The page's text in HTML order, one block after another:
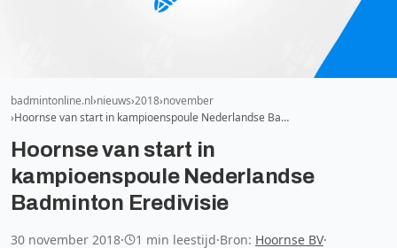
badmintonline.nl nieuws 2018 november
Hoornse van start in kampioenspoule Nederlandse Ba…
Hoornse van start in
kampioenspoule Nederlandse
Badminton Eredivisie
30 november 2018· 1 min leestijd·Bron: Hoornse BV·